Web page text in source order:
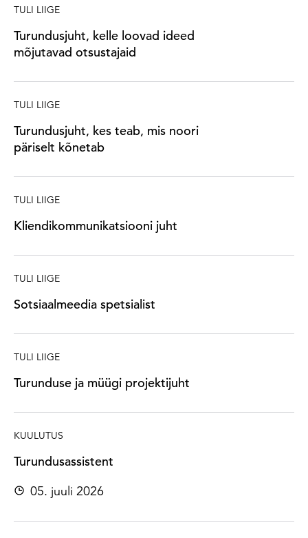
TULI LIIGE
Turundusjuht, kelle loovad ideed
mõjutavad otsustajaid
TULI LIIGE
Turundusjuht, kes teab, mis noori
päriselt kõnetab
TULI LIIGE
Kliendikommunikatsiooni juht
TULI LIIGE
Sotsiaalmeedia spetsialist
TULI LIIGE
Turunduse ja müügi projektijuht
KUULUTUS
Turundusassistent
05. juuli 2026